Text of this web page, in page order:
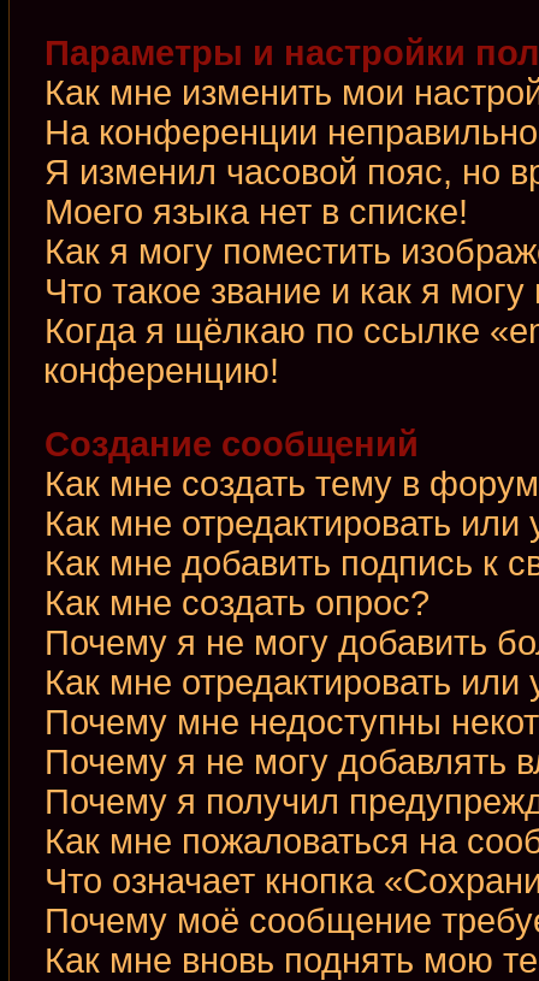
Параметры и настройки
Как мне изменить мои
На конференции
Я изменил часовой пояс, но
Моего языка нет в списке!
Как я могу поместить
Что такое звание и как я могу
Когда я щёлкаю по ссылке
конференцию!
Создание сообщений
Как мне создать тему в
Как мне отредактировать
Как мне добавить подпись к
Как мне создать опрос?
Почему я не могу добавить
Как мне отредактировать или
Почему мне недоступны
Почему я не могу добавлять
Почему я получил
Как мне пожаловаться на
Что означает кнопка
Почему моё сообщение
Как мне вновь поднять мою